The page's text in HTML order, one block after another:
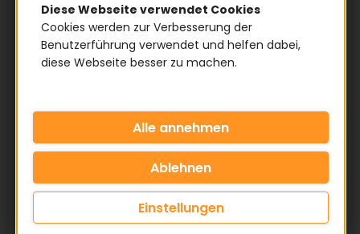
Diese Webseite verwendet Cookies
Cookies werden zur Verbesserung der
Benutzerführung verwendet und helfen dabei,
diese Webseite besser zu machen.
Einstellungen